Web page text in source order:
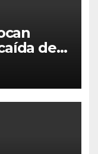
de
en